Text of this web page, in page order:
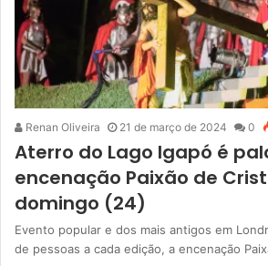
Renan Oliveira 21 de março de 2024 0
Aterro do Lago Igapó é
encenação Paixão de
domingo (24)
Evento popular e dos mais antigos em
de pessoas a cada edição, a encenação